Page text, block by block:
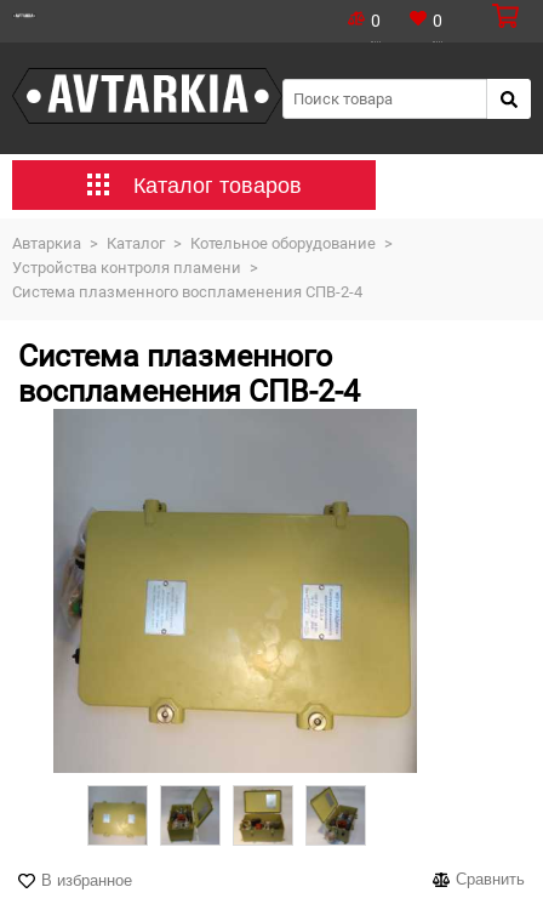
0 0
Каталог товаров
Автаркиа > Каталог > Котельное оборудование >
Устройства контроля пламени >
Система плазменного воспламенения СПВ-2-4
Система плазменного
воспламенения СПВ-2-4
В избранное Сравнить